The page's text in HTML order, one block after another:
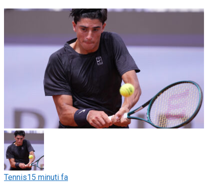
Tennis15 minuti fa